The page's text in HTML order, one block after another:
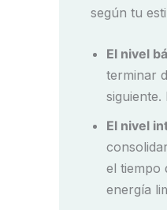
según tu
El nivel
terminar
El nivel
el tiempo
energía